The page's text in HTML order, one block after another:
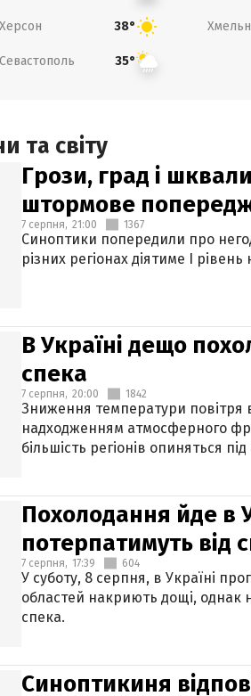
Херсон 38°
Севастополь 35°
та світу
Грози, град і
штормове
7 серпня, 21:00 1367
Синоптики попередили про
різних регіонах діятиме І
В Україні дещо
спека
7 серпня, 20:00 1842
Зниження температури повітря в
надходженням атмосферного
більшість регіонів опиняться
Похолодання йде в
потерпатимуть від
7 серпня, 17:39 604
У суботу, 8 серпня, в Україні
областей накриють дощі, однак
спека.
Синоптикиня